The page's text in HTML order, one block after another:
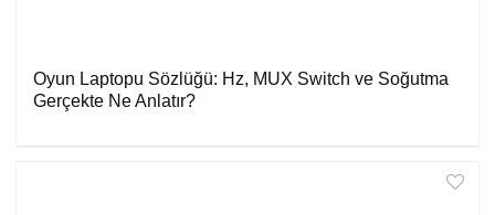
Oyun Laptopu Sözlüğü: Hz, MUX Switch ve Soğutma
Gerçekte Ne Anlatır?